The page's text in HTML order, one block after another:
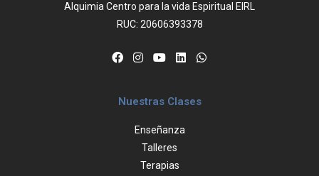
Alquimia Centro para la vida Espiritual EIRL
RUC: 20606393378
Nuestras Clases
Enseñanza
Talleres
Terapias